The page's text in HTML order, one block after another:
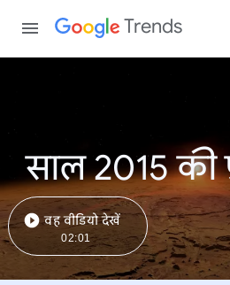
Trends
साल 2015 की
वह वीडियो देखें
02:01